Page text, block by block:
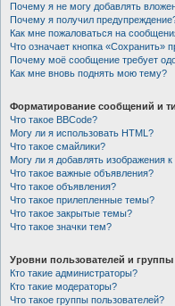
Почему я не могу добавлять
Почему я получил
Как мне пожаловаться на
Что означает кнопка «Сохранить»
Почему моё сообщение требует
Как мне вновь поднять мою тему?
Форматирование сообщений и
Что такое BBCode?
Могу ли я использовать HTML?
Что такое смайлики?
Могу ли я добавлять изображения
Что такое важные объявления?
Что такое объявления?
Что такое прилепленные темы?
Что такое закрытые темы?
Что такое значки тем?
Уровни пользователей и группы
Кто такие администраторы?
Кто такие модераторы?
Что такое группы пользователей?